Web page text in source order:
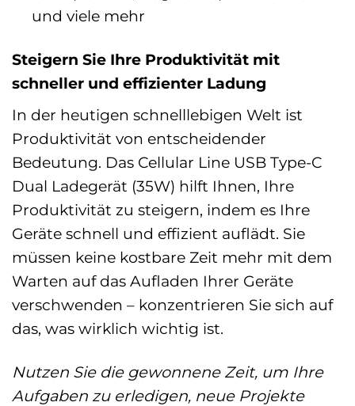
und viele mehr
Steigern Sie Ihre Produktivität mit
schneller und effizienter Ladung
In der heutigen schnelllebigen Welt ist
Produktivität von entscheidender
Bedeutung. Das Cellular Line USB Type-C
Dual Ladegerät (35W) hilft Ihnen, Ihre
Produktivität zu steigern, indem es Ihre
Geräte schnell und effizient auflädt. Sie
müssen keine kostbare Zeit mehr mit dem
Warten auf das Aufladen Ihrer Geräte
verschwenden – konzentrieren Sie sich auf
das, was wirklich wichtig ist.
Nutzen Sie die gewonnene Zeit, um Ihre
Aufgaben zu erledigen, neue Projekte